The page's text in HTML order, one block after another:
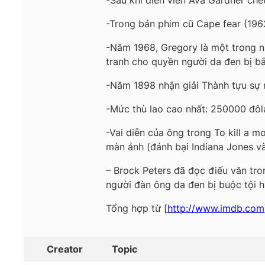
-Trong bản phim cũ Cape fear
-Năm 1968, Gregory là một trong
tranh cho quyền người da đen bị
-Năm 1898 nhận giải Thành tựu sự
-Mức thù lao cao nhất: 250000 đôla
-Vai diễn của ông trong To kill a
màn ảnh (đánh bại Indiana Jones
– Brock Peters đã đọc điếu văn
người đàn ông da đen bị buộc tội
Tổng hợp từ [http://www.imdb.com
Creator Topic